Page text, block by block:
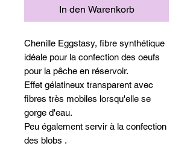
In den Warenkorb
Chenille Eggstasy, fibre synthétique
idéale pour la confection des oeufs
pour la pêche en réservoir.
Effet gélatineux transparent avec
fibres très mobiles lorsqu'elle se
gorge d'eau.
Peu également servir à la confection
des blobs .